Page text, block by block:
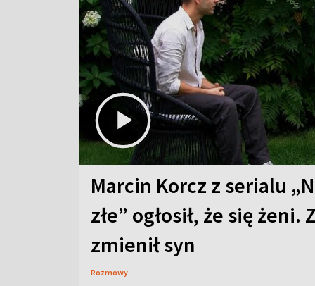
Marcin Korcz z serialu
złe” ogłosił, że się żeni.
zmienił syn
Rozmowy